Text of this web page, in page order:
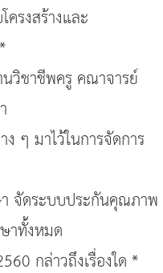
รงสร้างและ
วิชาชีพครู คณาจารย์
ๆ มาไว้ในการจัดการ
จัดระบบประกันคุณภาพ
าทั้งหมด
กล่าวถึงเรื่องใด *